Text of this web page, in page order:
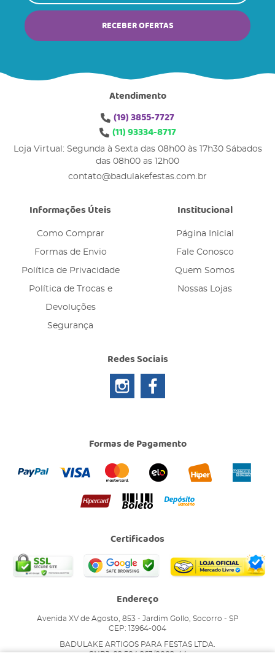
RECEBER OFERTAS
Atendimento
(19)3855-7727
(11)93334-8717
Loja Virtual: Segunda à Sexta das 08h00 às 17h30 Sábados
das 08h00 as 12h00
contato@badulakefestas.com.br
Informações Úteis
Como Comprar
Formas de Envio
Política de Privacidade
Política de Trocas e
Devoluções
Segurança
Institucional
Página Inicial
Fale Conosco
Quem Somos
Nossas Lojas
Redes Sociais
Formas de Pagamento
Certificados
Endereço
Avenida XV de Agosto, 853- Jardim Gollo, Socorro - SP
CEP: 13964-004
BADULAKE ARTIGOS PARA FESTAS LTDA.
CNPJ: 02.504.263/0002-44